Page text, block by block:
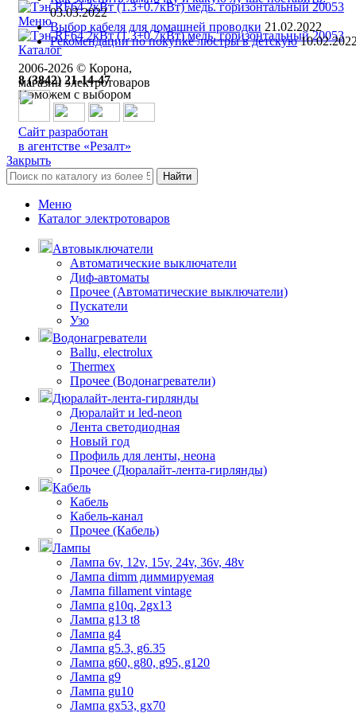
Меню
Каталог
8 (3842) 21-14-47
Поможем с выбором
03.03.2022
Выбор кабеля для домашней проводки 21.02.2022
Рекомендации по покупке люстры в детскую
2006-2026 © Корона,
магазин электротоваров
Сайт разработан
в агентстве «Резалт»
Закрыть
Найти
Меню
Каталог электротоваров
Автовыключатели
Автоматические выключатели
Диф-автоматы
Прочее (Автоматические выключатели)
Пускатели
Узо
Водонагреватели
Ballu, electrolux
Thermex
Прочее (Водонагреватели)
Дюралайт-лента-гирлянды
Дюралайт и led-neon
Лента светодиодная
Новый год
Профиль для ленты, неона
Прочее (Дюралайт-лента-гирлянды)
Кабель
Кабель
Кабель-канал
Прочее (Кабель)
Лампы
Лампа 6v, 12v, 15v, 24v, 36v, 48v
Лампа dimm диммируемая
Лампа fillament vintage
Лампа g10q, 2gx13
Лампа g13 t8
Лампа g4
Лампа g5.3, g6.35
Лампа g60, g80, g95, g120
Лампа g9
Лампа gu10
Лампа gx53, gx70